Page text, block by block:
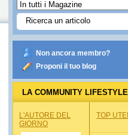
Non ancora membro?
Proponi il tuo blog
LA COMMUNITY LIFESTYLE
L'AUTORE DEL
GIORNO
TOP